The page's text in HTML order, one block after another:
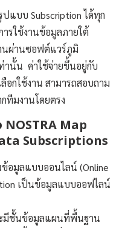
ปแบบ Subscription ได้ทุก
รใช้งานข้อมูลภายใต้
านผ่านซอฟต์แวร์ภูมิ
ท่านั้น ค่าใช้จ่ายขึ้นอยู่กับ
กใช้งาน สามารถสอบถาม
ทีมงานโดยตรง
NOSTRA Map
Subscriptions
ข้อมูลแบบออนไลน์ (Online
เป็นข้อมูลแบบออฟไลน์
ะมีชั้นข้อมูลแผนที่พื้นฐาน